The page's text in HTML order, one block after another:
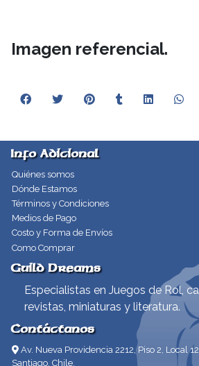
Imagen referencial.
Info Adicional
Quiénes somos
Dónde Estamos
Términos y Condiciones
Medios de Pago
Costo y Forma de Envíos
Como Comprar
Guild Dreams
Especialistas en Juegos de Rol,
revistas, miniaturas y literatura.
Contáctanos
Av. Nueva Providencia 2212, Piso 2, Local
Santiago, Chile.